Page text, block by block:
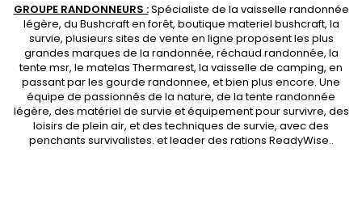
GROUPE RANDONNEURS :Spécialiste de la vaisselle randonnée
légère, du Bushcraft en forêt, boutique materiel bushcraft, la
survie, plusieurs sites de vente en ligne proposent les plus
grandes marques de la randonnée, réchaud randonnée, la
tente msr, le matelas Thermarest, la vaisselle de camping, en
passant par les gourde randonnee, et bien plus encore. Une
équipe de passionnés de la nature, de latente randonnée
légère, des matériel de survie et équipement pour survivre, des
loisirs de plein air, et des techniques de survie, avec des
penchants survivalistes. et leader des rations ReadyWise..